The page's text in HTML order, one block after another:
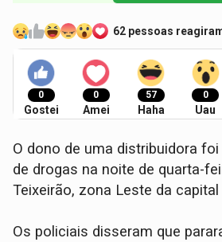
62 pessoas
0
Gostei
0
Amei
57
Haha
0
Uau
O dono de uma distribuidora
de drogas na noite de quarta-
Teixeirão, zona Leste da
Os policiais disseram que